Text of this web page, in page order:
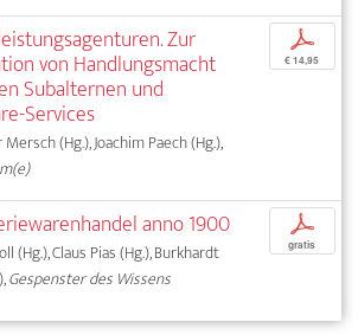
Zur
von Handlungsmacht
Subalternen und
Services
(Hg.), Joachim Paech (Hg.),
p
€ 14,95
anno 1900
(Hg.), Claus Pias (Hg.), Burkhardt
Gespenster des Wissens
p
gratis